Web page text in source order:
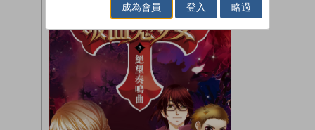
成為會員 登入 略過